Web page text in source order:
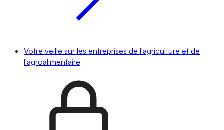
Votre veille sur les entreprises de l'agriculture et de
l'agroalimentaire